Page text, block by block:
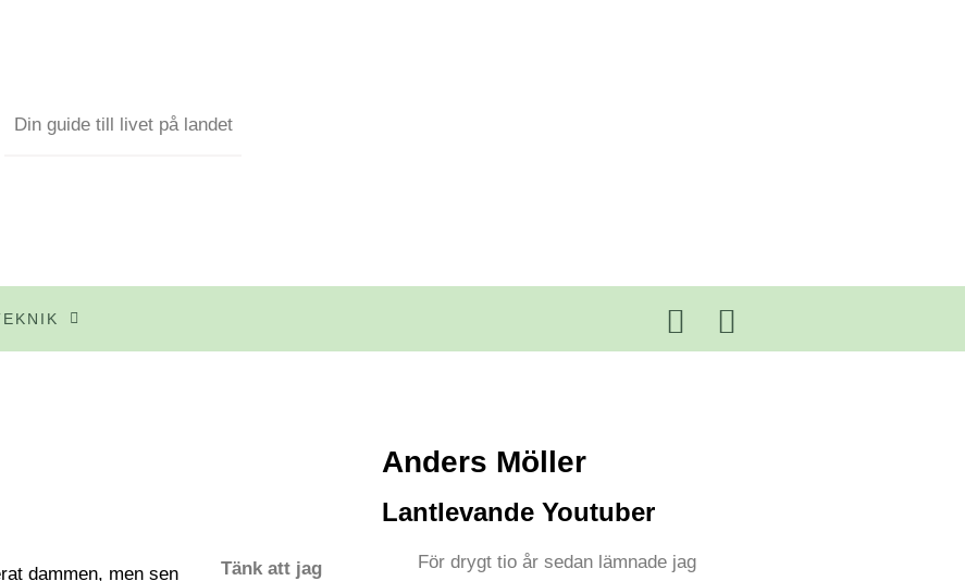
Din guide till livet på landet
Tänk att jag
Anders Möller
Lantlevande Youtuber
För drygt tio år sedan lämnade jag